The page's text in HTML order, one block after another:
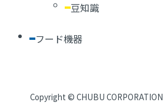
豆知識
フード機器
CHUBUについて
Copyright © CHUBU CORPORATION